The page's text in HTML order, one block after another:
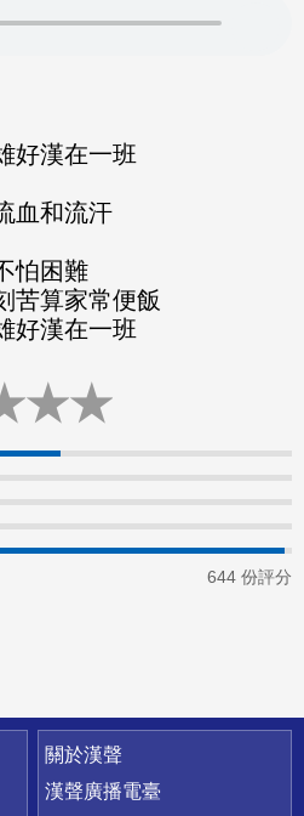
好漢在一班
血和流汗
怕困難
苦算家常便飯
好漢在一班
★★
644 份評分
關於漢聲
漢聲廣播電臺